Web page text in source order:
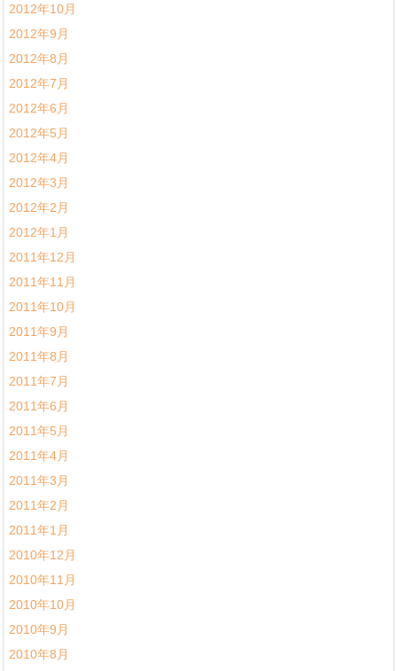
2012年10月
2012年9月
2012年8月
2012年7月
2012年6月
2012年5月
2012年4月
2012年3月
2012年2月
2012年1月
2011年12月
2011年11月
2011年10月
2011年9月
2011年8月
2011年7月
2011年6月
2011年5月
2011年4月
2011年3月
2011年2月
2011年1月
2010年12月
2010年11月
2010年10月
2010年9月
2010年8月